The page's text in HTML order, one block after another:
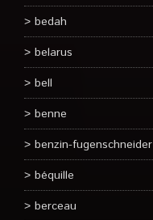
bedah
belarus
bell
benne
benzin-fugenschneider
béquille
berceau